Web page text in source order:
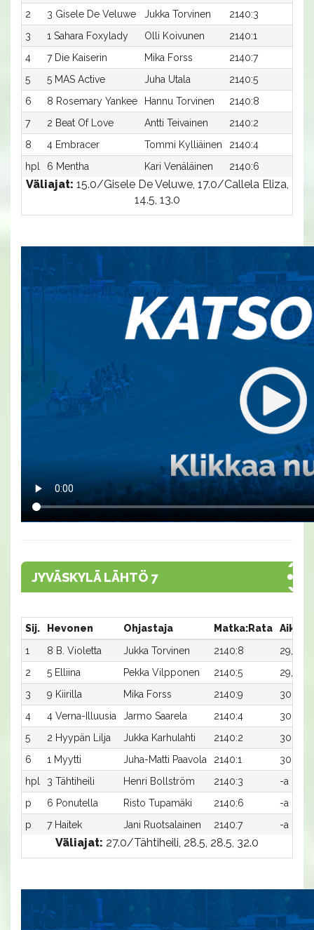
2 3 Gisele De Veluwe Jukka Torvinen 2140:3
3
1 Sahara Foxylady Olli Koivunen 2140:1
4
7 Die Kaiserin Mika Forss 2140:7
5
5 MAS Active Juha Utala 2140:5
6
8 Rosemary Yankee Hannu Torvinen 2140:8
7
2 Beat Of Love Antti Teivainen 2140:2
8
4 Embracer Tommi Kylliäinen 2140:4
hpl
6 Mentha Kari Venäläinen 2140:6
Väliajat: 15.0/Gisele De Veluwe, 17.0/Callela Eliza,
14.5, 13.0
JYVÄSKYLÄ LÄHTÖ 7
Sij. Hevonen Ohjastaja Matka:Rata Aika
1
8 B. Violetta Jukka Torvinen 2140:8 29,6a
2
5 Elliina Pekka Vilpponen 2140:5 29,7a
3
9 Kiirilla Mika Forss 2140:9 30,0a
4
4 Verna-Illuusia Jarmo Saarela 2140:4 30,3a
5
2 Hyypän Lilja Jukka Karhulahti 2140:2 30,5a
6
1 Myytti Juha-Matti Paavola 2140:1 30,6a
hpl
3 Tähtiheili Henri Bollström 2140:3 -a
p
6 Ponutella Risto Tupamäki 2140:6 -a
p
7 Haitek Jani Ruotsalainen 2140:7 -a
Väliajat: 27.0/Tähtiheili, 28.5, 28.5, 32.0